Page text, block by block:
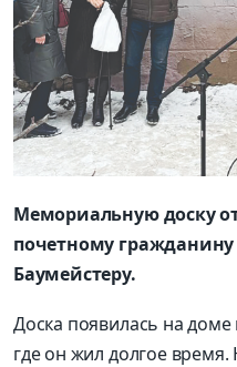
Мемориальную доску
почетному
Баумейстеру.
Доска появилась на доме
где он жил долгое время.